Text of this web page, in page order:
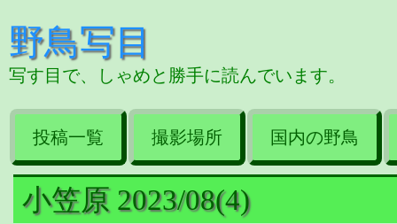
野鳥写目
写す目で、しゃめと勝手に読んでいます。
投稿一覧 撮影場所 国内の野鳥
小笠原 2023/08(4)